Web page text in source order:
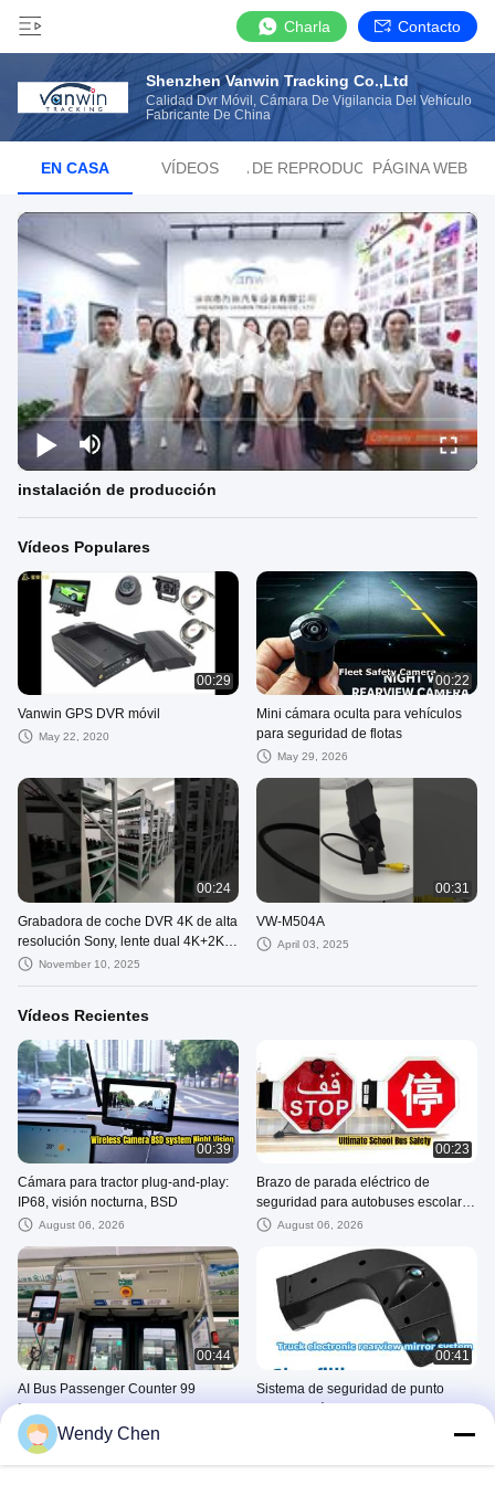
Charla Contacto
Shenzhen Vanwin Tracking Co.,Ltd
Calidad Dvr Móvil, Cámara De Vigilancia Del Vehículo
Fabricante De China
EN CASA VÍDEOSLISTA DE REPRODUCCIÓNPÁGINA WEB
instalación de producción
Vídeos Populares
00:29
Vanwin GPS DVR móvil
May 22, 2020
00:22
Mini cámara oculta para vehículos
para seguridad de flotas
May 29, 2026
00:24
Grabadora de coche DVR 4K de alta
resolución Sony, lente dual 4K+2K,
Wifi 5G, GPS
November 10, 2025
00:31
VW-M504A
April 03, 2025
Vídeos Recientes
00:39
Cámara para tractor plug-and-play:
IP68, visión nocturna, BSD
August 06, 2026
00:23
Brazo de parada eléctrico de
seguridad para autobuses escolares
con advertencia LED
August 06, 2026
00:44
AI Bus Passenger Counter 99
Percent Accuracy Solution
August 05, 2026
00:41
Sistema de seguridad de punto
Wendy Chen